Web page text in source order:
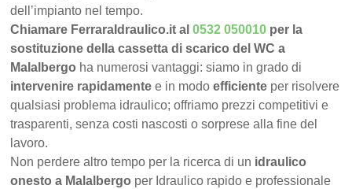
dell’impianto nel tempo.
Chiamare FerraraIdraulico.it al0532 050010 per la
sostituzione della cassetta di scarico del WC a
Malalbergo ha numerosi vantaggi: siamo in grado di
intervenire rapidamente e in modoefficiente per risolvere
qualsiasi problema idraulico; offriamo prezzi competitivi e
trasparenti, senza costi nascosti o sorprese alla fine del
lavoro.
Non perdere altro tempo per la ricerca di un idraulico
onesto a Malalbergo per Idraulico rapido e professionale